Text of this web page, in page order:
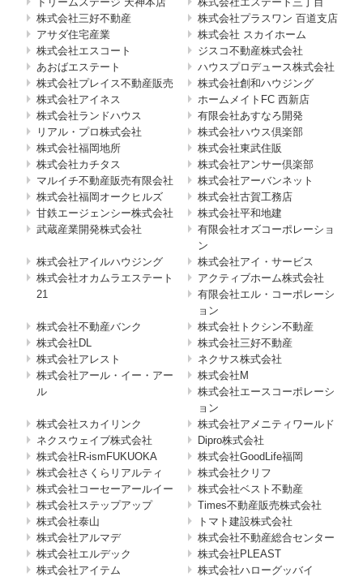
株式会社三好不動産
株式会社プラスワン 百道支店
アサダ住宅産業
株式会社 スカイホーム
株式会社エスコート
ジスコ不動産株式会社
あおばエステート
ハウスプロデュース株式会社
株式会社プレイス不動産販売
株式会社創和ハウジング
株式会社アイネス
ホームメイトFC 西新店
株式会社ランドハウス
有限会社あすなろ開発
リアル・プロ株式会社
株式会社ハウス倶楽部
株式会社福岡地所
株式会社東武住販
株式会社カチタス
株式会社アンサー倶楽部
マルイチ不動産販売有限会社
株式会社アーバンネット
株式会社福岡オークヒルズ
株式会社古賀工務店
甘鉄エージェンシー株式会社
株式会社平和地建
武蔵産業開発株式会社
有限会社オズコーポレーショ
ン
株式会社アイルハウジング
株式会社アイ・サービス
株式会社オカムラエステート
21
アクティブホーム株式会社
有限会社エル・コーポレーシ
ョン
株式会社不動産バンク
株式会社トクシン不動産
株式会社DL
株式会社三好不動産
株式会社アレスト
ネクサス株式会社
株式会社アール・イー・アー
ル
株式会社M
株式会社エースコーポレーシ
ョン
株式会社スカイリンク
株式会社アメニティワールド
ネクスウェイブ株式会社
Dipro株式会社
株式会社R-ismFUKUOKA
株式会社GoodLife福岡
株式会社さくらリアルティ
株式会社クリフ
株式会社コーセーアールイー
株式会社ベスト不動産
株式会社ステップアップ
Times不動産販売株式会社
株式会社泰山
トマト建設株式会社
株式会社アルマデ
株式会社不動産総合センター
株式会社エルデック
株式会社PLEAST
株式会社アイテム
株式会社ハローグッバイ